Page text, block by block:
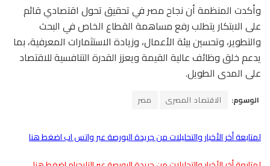
وأكدت المنظمة أن نجاح مصر في تحقيق تحول اقتصادي قائم
على الابتكار يتطلب رفع مساهمة القطاع الخاص في البحث
والتطوير، وتحسين بيئة الأعمال، وزيادة الاستثمارات المعرفية، بما
يدعم خلق وظائف عالية القيمة ويعزز القدرة التنافسية للاقتصاد
على المدى الطويل.
الوسوم: الاقتصاد المصرى مصر
لمتابعة أخر الأخبار والتحليلات من جريدة البورصة عبر واتس اب اضغط هنا